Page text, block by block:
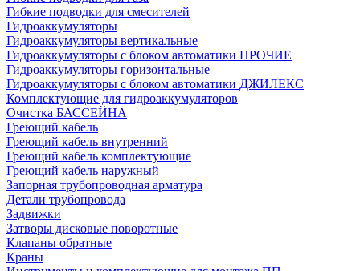
Гибкие подводки для смесителей
Гидроаккумуляторы
Гидроаккумуляторы вертикальные
Гидроаккумуляторы с блоком автоматики ПРОЧИЕ
Гидроаккумуляторы горизонтальные
Гидроаккумуляторы с блоком автоматики ДЖИЛЕКС
Комплектующие для гидроаккумуляторов
Очистка БАССЕЙНА
Греющий кабель
Греющий кабель внутренний
Греющий кабель комплектующие
Греющий кабель наружный
Запорная трубопроводная арматура
Детали трубопровода
Задвижки
Затворы дисковые поворотные
Клапаны обратные
Краны